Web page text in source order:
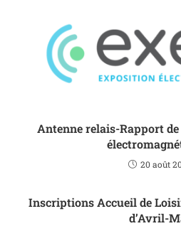
Antenne relais-Rapport
20 août
Inscriptions Accueil de
d’Avril-